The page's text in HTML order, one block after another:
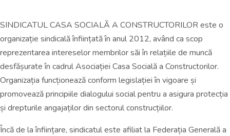
SINDICATUL CASA SOCIALĂ A CONSTRUCTORILOR este o
organizație sindicală înființată în anul 2012, având ca scop
reprezentarea intereselor membrilor săi în relațiile de muncă
desfășurate în cadrul Asociației Casa Socială a Constructorilor.
Organizația funcționează conform legislației în vigoare și
promovează principiile dialogului social pentru a asigura protecția
și drepturile angajaților din sectorul construcțiilor.
Încă de la înființare, sindicatul este afiliat la Federația Generală a